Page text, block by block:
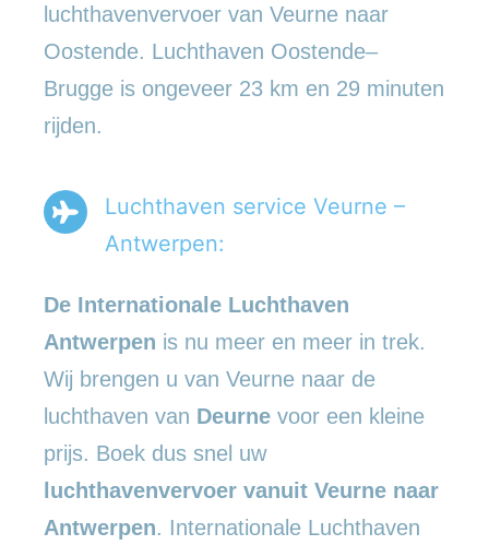
luchthavenvervoer van Veurne naar
Oostende. Luchthaven Oostende–
Brugge is ongeveer 23 km en 29 minuten
rijden.
Luchthaven service Veurne –
Antwerpen:
De Internationale Luchthaven
Antwerpen is nu meer en meer in trek.
Wij brengen u van Veurne naar de
luchthaven van Deurne voor een kleine
prijs. Boek dus snel uw
luchthavenvervoer vanuit Veurne naar
Antwerpen. Internationale Luchthaven